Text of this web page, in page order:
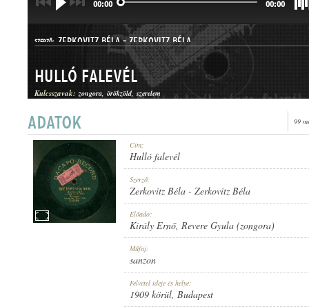
00:00 00:00
SZERZŐ: ZERKOVITZ BÉLA-ZERKOVITZ BÉLA
SANZON
1909 KÖRÜL
Hulló falevél
Kulcsszavak: zongora örökzöld szerelem
99
Cím:
Hulló falevél
Szerző:
Zerkovitz Béla - Zerkovitz Béla
Előadó:
Király Ernő, Revere Gyula (zongora)
Műfaj:
sanzon
Felvétel ideje és helye:
1909 körül, Budapest